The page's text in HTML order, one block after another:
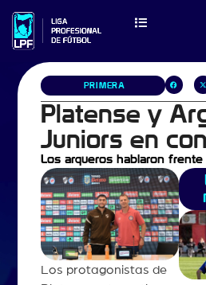
PRIMERA
Platense y
Juniors en
Los arqueros hablaron
Los protagonistas de